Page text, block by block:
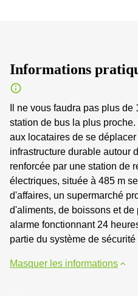
Informations
Il ne vous faudra pas plus
station de bus la plus
aux locataires de se
infrastructure durable autour
renforcée par une station de
électriques, située à 485 m
d'affaires, un supermarché
d'aliments, de boissons et
alarme fonctionnant 24
partie du système de
Masquer les informations